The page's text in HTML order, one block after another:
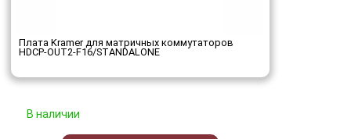
Плата Kramer для матричных коммутаторов
HDCP-OUT2-F16/STANDALONE
В наличии